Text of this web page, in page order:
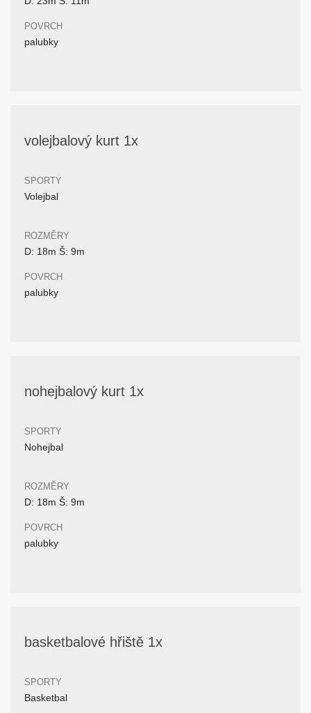
POVRCH
palubky
volejbalový kurt 1x
SPORTY
Volejbal
ROZMĚRY
D: 18m Š: 9m
POVRCH
palubky
nohejbalový kurt 1x
SPORTY
Nohejbal
ROZMĚRY
D: 18m Š: 9m
POVRCH
palubky
basketbalové hřiště 1x
SPORTY
Basketbal